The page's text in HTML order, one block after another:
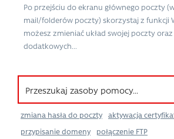
Po przejściu do ekranu głównego poczty
mail/folderów poczty) skorzystaj z funkcji
możesz zmieniać układ swojej poczty
dodatkowych...
zmiana hasła do poczty
aktywacja
przypisanie domeny
połączenie FTP